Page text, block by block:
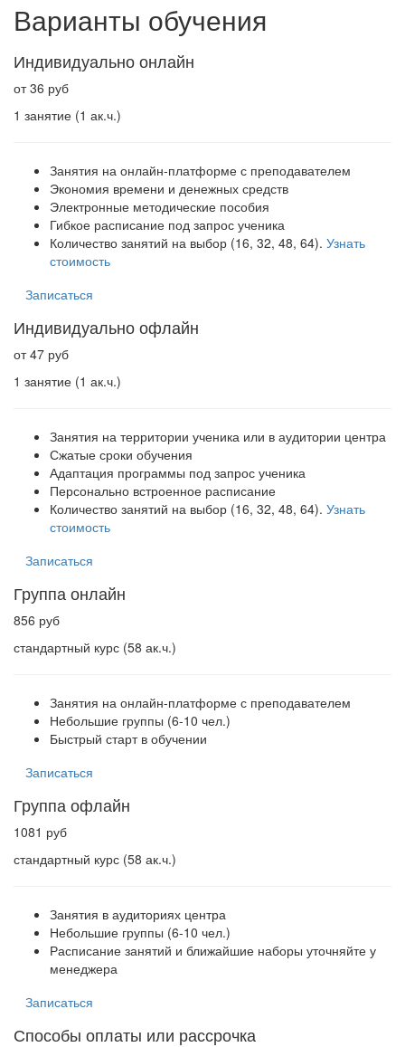
Варианты обучения
Индивидуально онлайн
от 36 руб
1 занятие (1 ак.ч.)
Занятия на онлайн-платформе с преподавателем
Экономия времени и денежных средств
Электронные методические пособия
Гибкое расписание под запрос ученика
Количество занятий на выбор (16, 32, 48, 64). Узнать
стоимость
Записаться
Индивидуально офлайн
от 47 руб
1 занятие (1 ак.ч.)
Занятия на территории ученика или в аудитории центра
Сжатые сроки обучения
Адаптация программы под запрос ученика
Персонально встроенное расписание
Количество занятий на выбор (16, 32, 48, 64). Узнать
стоимость
Записаться
Группа онлайн
856 руб
стандартный курс (58 ак.ч.)
Занятия на онлайн-платформе с преподавателем
Небольшие группы (6-10 чел.)
Быстрый старт в обучении
Записаться
Группа офлайн
1081 руб
стандартный курс (58 ак.ч.)
Занятия в аудиториях центра
Небольшие группы (6-10 чел.)
Расписание занятий и ближайшие наборы уточняйте у
менеджера
Записаться
Способы оплаты или рассрочка